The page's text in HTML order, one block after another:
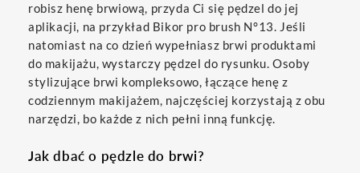
robisz henę brwiową, przyda Ci się pędzel do jej
aplikacji, na przykład Bikor pro brush N°13. Jeśli
natomiast na co dzień wypełniasz brwi produktami
do makijażu, wystarczy pędzel do rysunku. Osoby
stylizujące brwi kompleksowo, łączące henę z
codziennym makijażem, najczęściej korzystają z obu
narzędzi, bo każde z nich pełni inną funkcję.
Jak dbać o pędzle do brwi?